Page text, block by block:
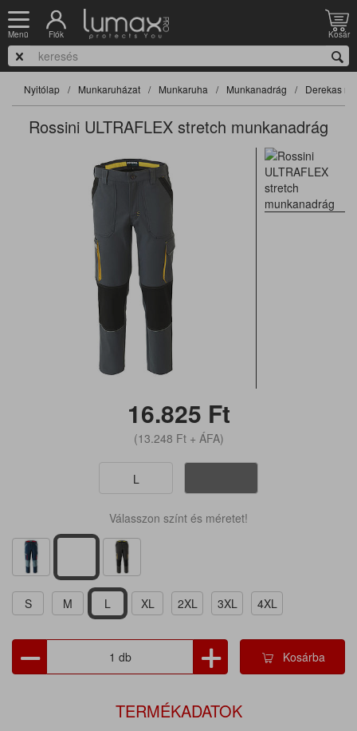
Menü Fiók Kosár
Nyitólap Munkaruházat Munkaruha Munkanadrág Derekas
Rossini ULTRAFLEX stretch munkanadrág
16.825 Ft
(13.248 Ft+ ÁFA)
L
Válasszon színt és méretet!
S M L XL 2XL 3XL 4XL
Kosárba
TERMÉKADATOK